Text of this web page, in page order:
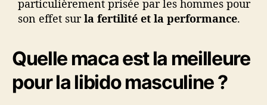
particulièrement prisée par les hommes pour
son effet surla fertilité et la performance.
Quelle maca est la meilleure
pour la libido masculine ?